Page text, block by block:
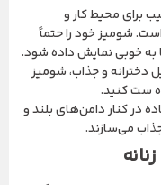
برای محیط کار و
شومیز خود را حتماً
به خوبی نمایش داده شود.
دخترانه و جذاب، شومیز
ست کنید.
در کنار دامن‌های بلند و
می‌سازند.